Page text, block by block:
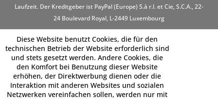
Laufzeit. Der Kreditgeber ist PayPal (Europe) S.à r.l. et Cie, S.C.A., 22-
24 Boulevard Royal, L-2449 Luxembourg
Diese Website benutzt Cookies, die für den
technischen Betrieb der Website erforderlich sind
und stets gesetzt werden. Andere Cookies, die
den Komfort bei Benutzung dieser Website
erhöhen, der Direktwerbung dienen oder die
Interaktion mit anderen Websites und sozialen
Netzwerken vereinfachen sollen, werden nur mit